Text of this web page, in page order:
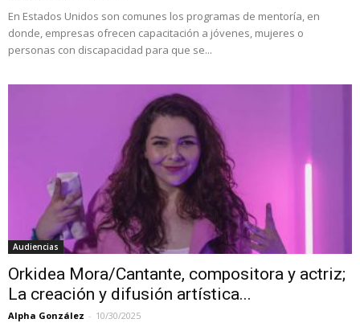
En Estados Unidos son comunes los programas de mentoría, en
donde, empresas ofrecen capacitación a jóvenes, mujeres o
personas con discapacidad para que se...
Audiencias
Orkidea Mora/Cantante, compositora y actriz;
La creación y difusión artística...
Alpha González - 10/30/2025